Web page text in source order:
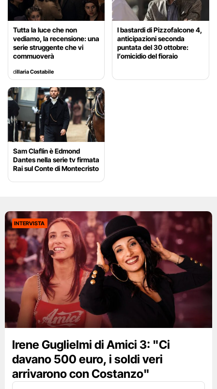
Tutta la luce che non
vediamo, la recensione: una
serie struggente che vi
commuoverà
diIlaria Costabile
I bastardi di Pizzofalcone 4,
anticipazioni seconda
puntata del 30 ottobre:
l’omicidio del fioraio
Sam Claflin è Edmond
Dantes nella serie tv firmata
Rai sul Conte di Montecristo
INTERVISTA
Irene Guglielmi di Amici 3: "Ci
davano 500 euro, i soldi veri
arrivarono con Costanzo"